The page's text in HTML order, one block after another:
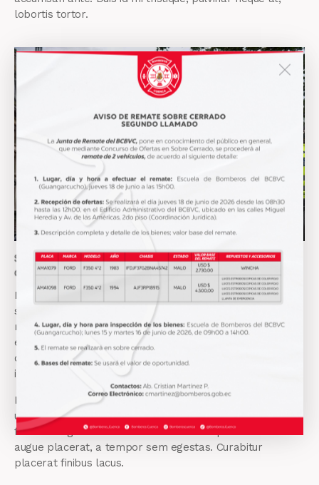
lobortis tortor.
Stet clita kasd gubergren, no sea sanctus est labore et
dolore. ByKevin Smith
Lorem ipsum dolor sit amet, consectetur adipisicing elit,
sed do eiusmod tempor incididunt ut labore et dolore
magna aliqua. Ut enim ad minim veniam, quis nostrud
exercitation ullamco laboris nisi ut aliquip ex ea commodo
consequat. Duis aute irure dolor in reprehenderit. Lorem
ipsum dolor sit amet, consectetur adipiscing elit.
Etiam vitae leo et diam pellentesque porta. Sed eleifend
ultricies risus, vel rutrum erat commodo ut. Praesent
finibus congue euismod. Nullam scelerisque massa vel
augue placerat, a tempor sem egestas. Curabitur
placerat finibus lacus.